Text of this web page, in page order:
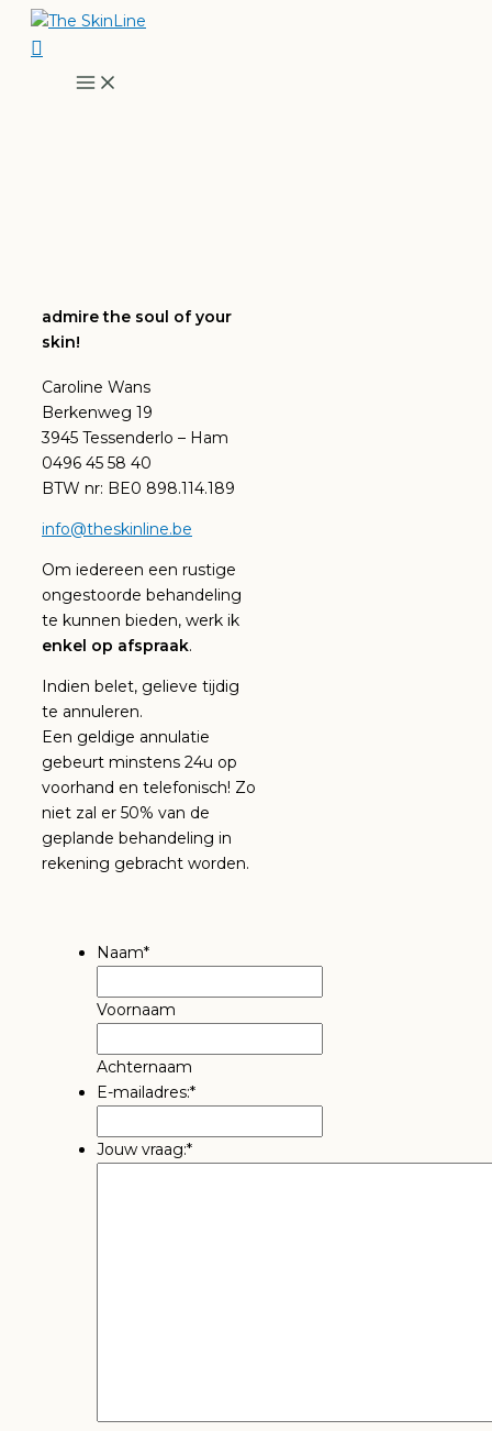
naarZoeken
admire the soul of your
skin!
Caroline Wans
Berkenweg 19
3945 Tessenderlo – Ham
0496 45 58 40
BTW nr: BE0 898.114.189
info@theskinline.be
Om iedereen een rustige
ongestoorde behandeling
te kunnen bieden, werk ik
enkel op afspraak.
Indien belet, gelieve tijdig
te annuleren.
Een geldige annulatie
gebeurt minstens 24u op
voorhand en telefonisch! Zo
niet zal er 50% van de
geplande behandeling in
rekening gebracht worden.
Naam*
Voornaam
Achternaam
E-mailadres:*
Jouw vraag:*